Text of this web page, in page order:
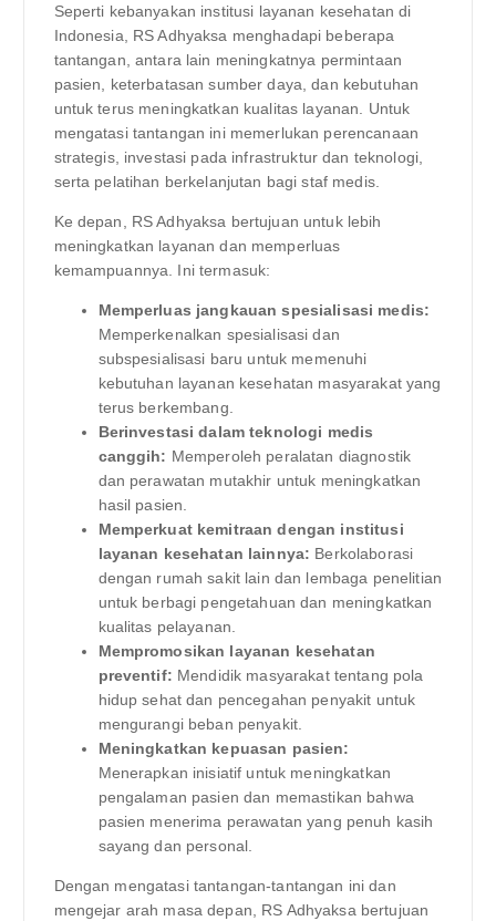
Seperti kebanyakan institusi layanan kesehatan di
Indonesia, RS Adhyaksa menghadapi beberapa
tantangan, antara lain meningkatnya permintaan
pasien, keterbatasan sumber daya, dan kebutuhan
untuk terus meningkatkan kualitas layanan. Untuk
mengatasi tantangan ini memerlukan perencanaan
strategis, investasi pada infrastruktur dan teknologi,
serta pelatihan berkelanjutan bagi staf medis.
Ke depan, RS Adhyaksa bertujuan untuk lebih
meningkatkan layanan dan memperluas
kemampuannya. Ini termasuk:
Memperluas jangkauan spesialisasi medis:
Memperkenalkan spesialisasi dan
subspesialisasi baru untuk memenuhi
kebutuhan layanan kesehatan masyarakat yang
terus berkembang.
Berinvestasi dalam teknologi medis
canggih: Memperoleh peralatan diagnostik
dan perawatan mutakhir untuk meningkatkan
hasil pasien.
Memperkuat kemitraan dengan institusi
layanan kesehatan lainnya: Berkolaborasi
dengan rumah sakit lain dan lembaga penelitian
untuk berbagi pengetahuan dan meningkatkan
kualitas pelayanan.
Mempromosikan layanan kesehatan
preventif: Mendidik masyarakat tentang pola
hidup sehat dan pencegahan penyakit untuk
mengurangi beban penyakit.
Meningkatkan kepuasan pasien:
Menerapkan inisiatif untuk meningkatkan
pengalaman pasien dan memastikan bahwa
pasien menerima perawatan yang penuh kasih
sayang dan personal.
Dengan mengatasi tantangan-tantangan ini dan
mengejar arah masa depan, RS Adhyaksa bertujuan